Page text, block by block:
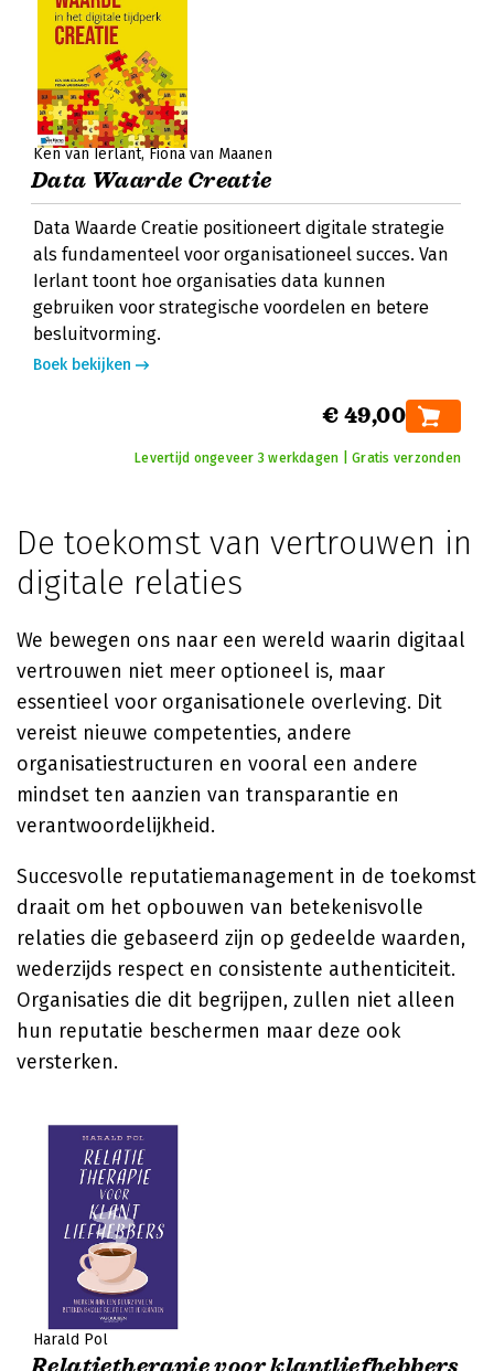
Ken van Ierlant Fiona van Maanen
Data Waarde Creatie
Data Waarde Creatie positioneert digitale strategie
als fundamenteel voor organisationeel succes. Van
Ierlant toont hoe organisaties data kunnen
gebruiken voor strategische voordelen en betere
besluitvorming.
Boek bekijken
€ 49,00
Levertijd ongeveer 3 werkdagen | Gratis verzonden
De toekomst van vertrouwen in
digitale relaties
We bewegen ons naar een wereld waarin digitaal
vertrouwen niet meer optioneel is, maar
essentieel voor organisationele overleving. Dit
vereist nieuwe competenties, andere
organisatiestructuren en vooral een andere
mindset ten aanzien van transparantie en
verantwoordelijkheid.
Succesvolle reputatiemanagement in de toekomst
draait om het opbouwen van betekenisvolle
relaties die gebaseerd zijn op gedeelde waarden,
wederzijds respect en consistente authenticiteit.
Organisaties die dit begrijpen, zullen niet alleen
hun reputatie beschermen maar deze ook
versterken.
Harald Pol